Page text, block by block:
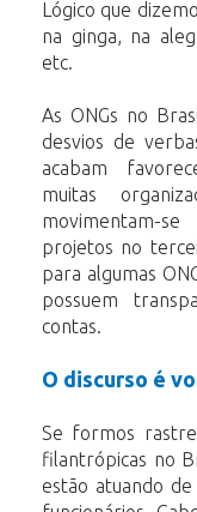
Lógico que
na ginga, na
etc.
As ONGs no
desvios de
acabam
muitas
movimentam-
projetos no
para algumas
possuem
contas.
O discurso é
Se formos
filantrópicas no
estão atuando